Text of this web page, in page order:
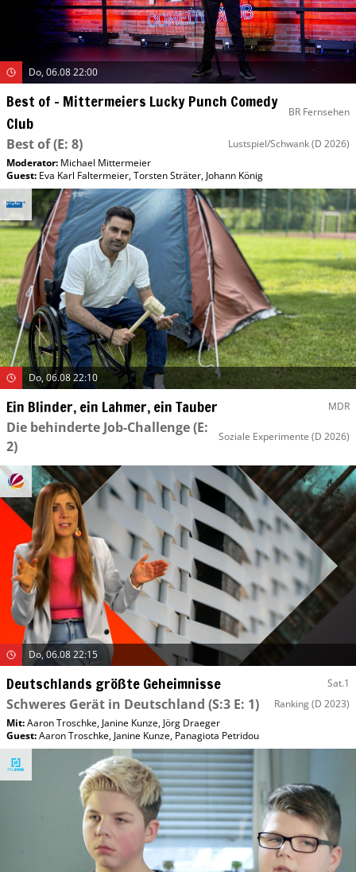
Do, 06.08 22:00
Best of – Mittermeiers Lucky Punch Comedy
Club
BR Fernsehen
Best of(E: 8) Lustspiel/Schwank(D 2026)
Moderator: Michael Mittermeier
Guest: Eva Karl Faltermeier,Torsten Sträter, Johann König
Do, 06.08 22:10
Ein Blinder, ein Lahmer, ein Tauber MDR
Die behinderte Job-Challenge(E:
2)
Soziale Experimente (D 2026)
Do, 06.08 22:15
Deutschlands größte Geheimnisse Sat.1
Schweres Gerät in Deutschland (S:3 E: 1) Ranking(D 2023)
Mit:Aaron Troschke, Janine Kunze, Jörg Draeger
Guest:Aaron Troschke, Janine Kunze, Panagiota Petridou